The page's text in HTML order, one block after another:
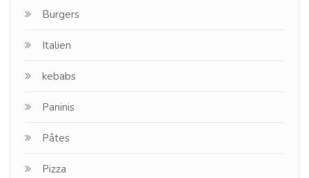
Burgers
Italien
kebabs
Paninis
Pâtes
Pizza